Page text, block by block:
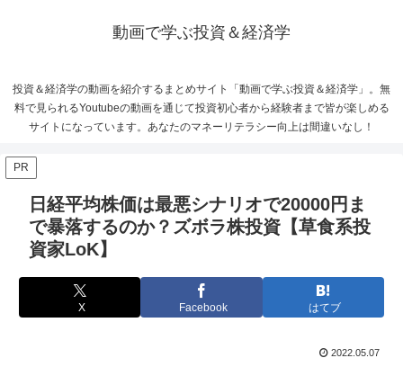
動画で学ぶ投資＆経済学
投資＆経済学の動画を紹介するまとめサイト「動画で学ぶ投資＆経済学」。無
料で見られるYoutubeの動画を通じて投資初心者から経験者まで皆が楽しめる
サイトになっています。あなたのマネーリテラシー向上は間違いなし！
PR
日経平均株価は最悪シナリオで20000円ま
で暴落するのか？ズボラ株投資【草食系投
資家LoK】
X Facebook はてブ
2022.05.07